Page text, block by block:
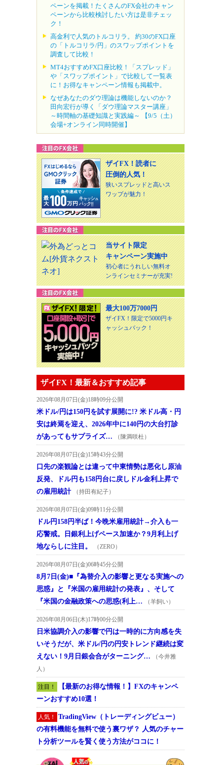
ペーンを掲載！たくさんのFX会社のキャン
ペーンから比較検討したい方は是非チェッ
ク！
高金利で人気のトルコリラ。 約30のFX口座
の「トルコリラ/円」のスワップポイントを
調査して比較！
MT4おすすめFX口座比較！「スプレッド」
や「スワップポイント」で比較して一覧表
に！お得なキャンペーン情報も掲載中。
なぜあなたのダウ理論は機能しないのか？
田向宏行が導く「ダウ理論マスター講座」
～時間軸の基礎知識と実践編～ 【9/5（土）
会場+オンライン同時開催】
ザイFX！読者に
圧倒的人気！
狭いスプレッドと高いス
ワップが魅力！
当サイト限定
キャンペーン実施中
初心者にうれしい無料オ
ンラインセミナーが充実!
最大100万7000円
ザイFX！限定で5000円キ
ャッシュバック！
ザイFX！最新＆おすすめ記事
2026年08月07日(金)18時09分公開
米ドル/円は150円を試す展開に!? 米ドル高・円
安は終焉を迎え、2026年中に140円の大台打診
があってもサプライズ…
（陳満咲杜）
2026年08月07日(金)15時43分公開
口先の楽観論とは違って中東情勢は悪化し原油
反発、ドル円も158円台に戻しドル金利上昇で
の雇用統計
（持田有紀子）
2026年08月07日(金)09時11分公開
ドル円158円半ば！今晩米雇用統計→介入も一
応警戒。日銀利上げペース加速か？9月利上げ
地ならしに注目。
（ZERO）
2026年08月07日(金)06時45分公開
8月7日(金)■『為替介入の影響と更なる実施への
思惑』と『米国の雇用統計の発表』、そして
『米国の金融政策への思惑(利上…
（羊飼い）
2026年08月06日(木)17時00分公開
日米協調介入の影響で円は一時的に方向感を失
いそうだが、米ドル/円の円安トレンド継続は変
えない！9月日銀会合がターニング…
（今井雅
人）
注目！
【最新のお得な情報！】FXのキャンペ
ーンおすすめ10選！
人気！
TradingView（トレーディングビュー）
の有料機能を無料で使う裏ワザ？ 人気のチャー
ト分析ツールを賢く使う方法がココに！